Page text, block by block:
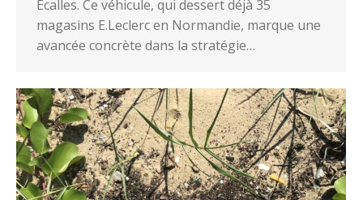
Écalles. Ce véhicule, qui dessert déjà 35
magasins E.Leclerc en Normandie, marque une
avancée concrète dans la stratégie…